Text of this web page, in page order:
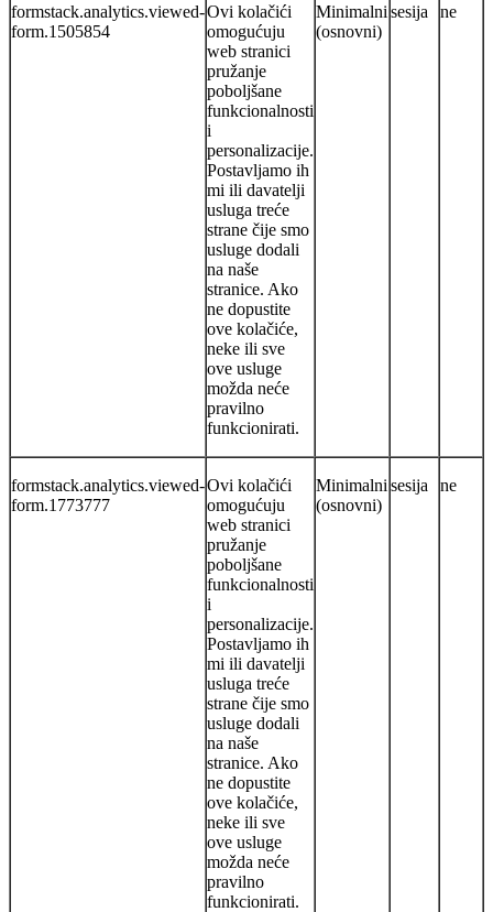
formstack.analytics.viewed-
form.1505854
Ovi kolačići
omogućuju
web stranici
pružanje
poboljšane
funkcionalnosti
i
personalizacije.
Postavljamo ih
mi ili davatelji
usluga treće
strane čije smo
usluge dodali
na naše
stranice. Ako
ne dopustite
ove kolačiće,
neke ili sve
ove usluge
možda neće
pravilno
funkcionirati.
Minimalni
(osnovni)
sesija ne
formstack.analytics.viewed-
form.1773777
Ovi kolačići
omogućuju
web stranici
pružanje
poboljšane
funkcionalnosti
i
personalizacije.
Postavljamo ih
mi ili davatelji
usluga treće
strane čije smo
usluge dodali
na naše
stranice. Ako
ne dopustite
ove kolačiće,
neke ili sve
ove usluge
možda neće
pravilno
funkcionirati.
Minimalni
(osnovni)
sesija ne